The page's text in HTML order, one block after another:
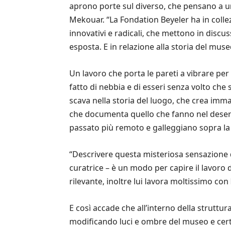
aprono porte sul diverso, che pensano a
Mekouar. “La Fondation Beyeler ha in
innovativi e radicali, che mettono in
esposta. E in relazione alla storia del
Un lavoro che porta le pareti a vibrare
fatto di nebbia e di esseri senza volto
scava nella storia del luogo, che crea
che documenta quello che fanno nel
passato più remoto e galleggiano sopra
“Descrivere questa misteriosa
curatrice – è un modo per capire il lavoro
rilevante, inoltre lui lavora moltissimo con
E così accade che all’interno della
modificando luci e ombre del museo e